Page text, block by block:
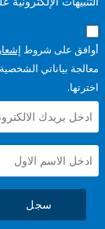
شروطإشعار
الشخصية، بالقدر